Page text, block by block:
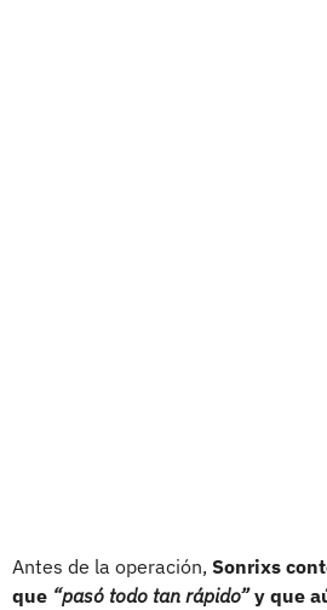
Antes de la operación, Sonrixs
que “pasó todo tan rápido”y que